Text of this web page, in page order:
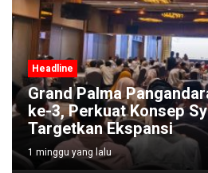
Headline
Grand Palma
ke-3, Perkuat Konsep
Targetkan Ekspansi
1 minggu yang lalu